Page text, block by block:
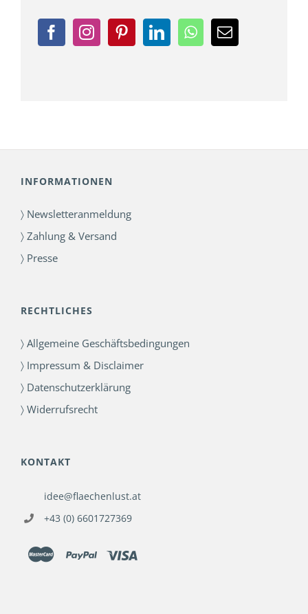
INFORMATIONEN
〉 Newsletteranmeldung
〉 Zahlung & Versand
〉 Presse
RECHTLICHES
〉 Allgemeine Geschäftsbedingungen
〉 Impressum & Disclaimer
〉 Datenschutzerklärung
〉 Widerrufsrecht
KONTAKT
idee@flaechenlust.at
+43 (0) 6601727369